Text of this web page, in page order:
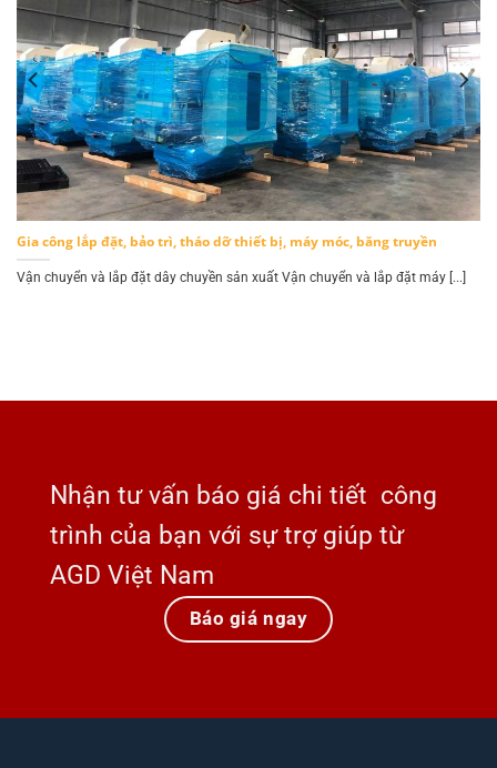
Gia công lắp đặt, bảo trì, tháo dỡ thiết bị, máy móc, băng truyền
Vận chuyển và lắp đặt dây chuyền sản xuất Vận chuyển và lắp đặt máy [...]
Nhận tư vấn báo giá chi tiết công
trình của bạn với sự trợ giúp từ
AGD Việt Nam
Báo giá ngay